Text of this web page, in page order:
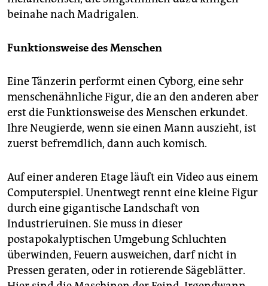
beinahe nach Madrigalen.
Funktionsweise des Menschen
Eine Tänzerin performt einen Cyborg, eine sehr
menschenähnliche Figur, die an den anderen aber
erst die Funktionsweise des Menschen erkundet.
Ihre Neugierde, wenn sie einen Mann auszieht, ist
zuerst befremdlich, dann auch komisch.
Auf einer anderen Etage läuft ein Video aus einem
Computerspiel. Unentwegt rennt eine kleine Figur
durch eine gigantische Landschaft von
Industrieruinen. Sie muss in dieser
postapokalyptischen Umgebung Schluchten
überwinden, Feuern ausweichen, darf nicht in
Pressen geraten, oder in rotierende Sägeblätter.